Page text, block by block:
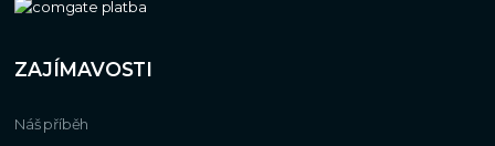
ZAJÍMAVOSTI
Náš příběh